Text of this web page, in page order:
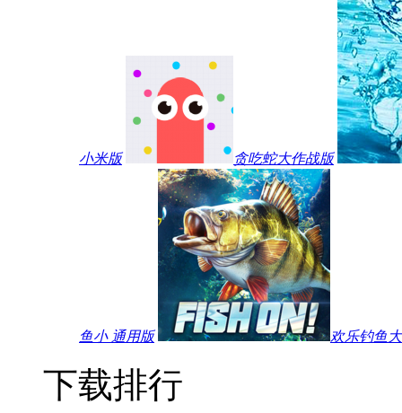
小米版 贪吃蛇大作战版
鱼小 通用版 欢乐钓鱼
下载排行